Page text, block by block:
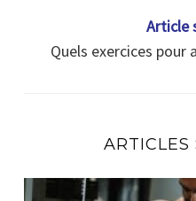
Article
Quels exercices pour
ARTICLES
En combien de temps un